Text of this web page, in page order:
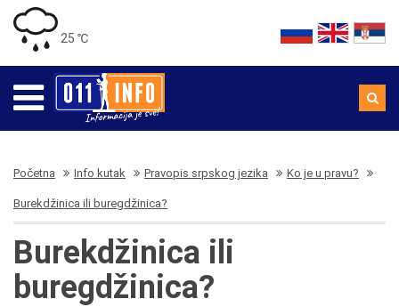
25 ℃
Početna Info kutak Pravopis srpskog jezika Ko je u pravu?
Burekdžinica ili buregdžinica?
Burekdžinica ili
buregdžinica?